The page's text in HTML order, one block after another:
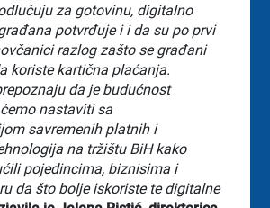
za gotovinu, digitalno
potvrđuje i i da su po prvi
razlog zašto se građani
koriste kartična plaćanja.
da je budućnost
nastaviti sa
savremenih platnih i
na tržištu BiH kako
pojedincima, biznisima i
da što bolje iskoriste te digitalne